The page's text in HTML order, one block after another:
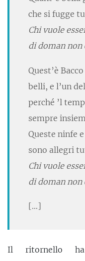
che si fugge
Chi vuole
di doman non
Quest’è
belli, e l’un
perché ’l
sempre
Queste ninfe
sono allegri
Chi vuole
di doman non
[…]
Il ritornello ha